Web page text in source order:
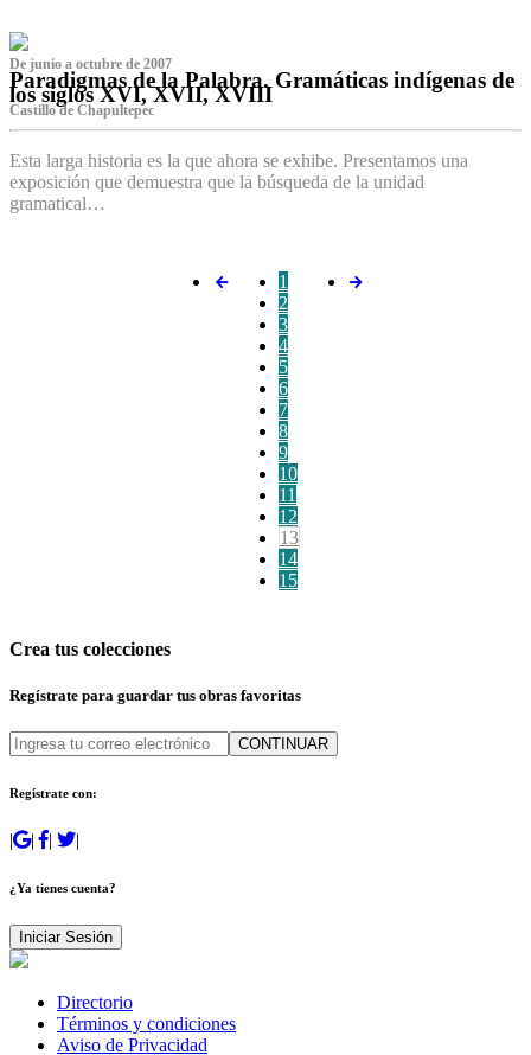
De junio a octubre de 2007
Paradigmas de la Palabra. Gramáticas indígenas de
los siglos XVI, XVII, XVIII
Castillo de Chapultepec
Esta larga historia es la que ahora se exhibe. Presentamos una
exposición que demuestra que la búsqueda de la unidad
gramatical…
1
2
3
4
5
6
7
8
9
10
11
12
13
14
15
Crea tus colecciones
Regístrate para guardar tus obras favoritas
CONTINUAR
Regístrate con:
| | | |
¿Ya tienes cuenta?
Iniciar Sesión
Directorio
Términos y condiciones
Aviso de Privacidad